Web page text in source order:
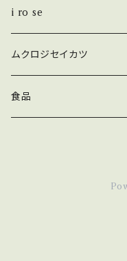
レースアップ
fog linen work × Un
空間・フレグランススプレー
トップス
boat neck
naval
relax boat neck
Slell bag
i ro se
seamless
smartphone case
ムクロジセイカツ
食品